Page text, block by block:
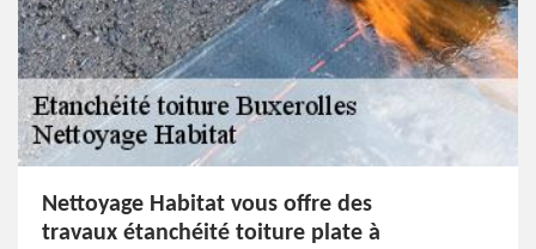
Nettoyage Habitat vous offre des
travaux étanchéité toiture plate à